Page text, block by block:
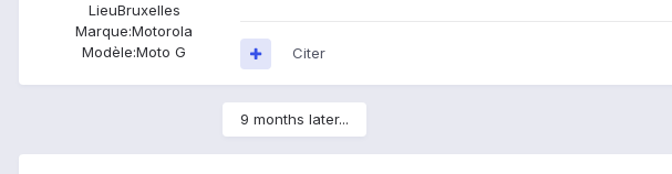
LieuBruxelles
Marque:Motorola
Modèle:Moto G Citer
9 months later...